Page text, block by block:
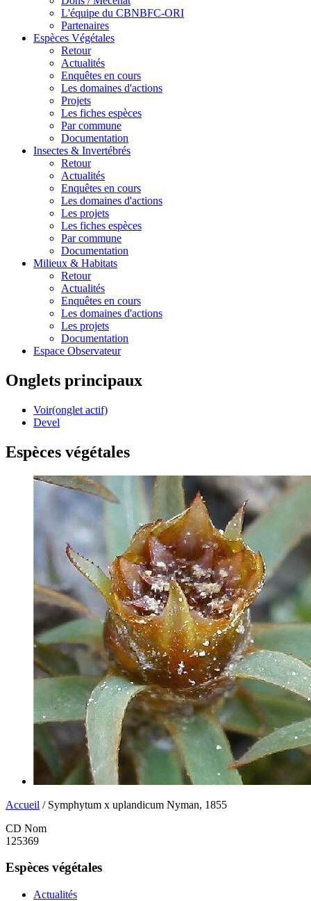
L'équipe du CBNBFC-ORI
Partenaires
Espèces Végétales
Retour
Actualités
Enquêtes en cours
Les domaines d'actions
Projets
Les fiches espèces
Par commune
Documentation
Insectes & Invertébrés
Retour
Actualités
Enquêtes en cours
Les domaines d'actions
Les projets
Les fiches espèces
Par commune
Documentation
Milieux & Habitats
Retour
Actualités
Enquêtes en cours
Les domaines d'actions
Les projets
Documentation
Espace Observateur
Onglets principaux
Voir(onglet actif)
Devel
Espèces végétales
Accueil / Symphytum x uplandicum Nyman, 1855
CD Nom
125369
Espèces végétales
Actualités